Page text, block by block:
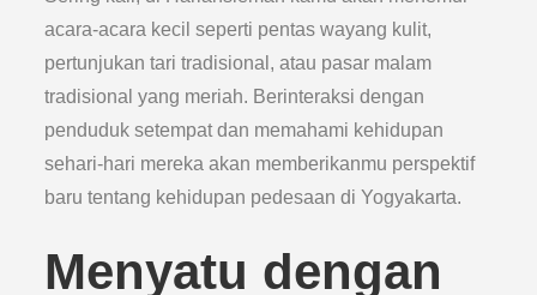
acara-acara kecil seperti pentas wayang kulit,
pertunjukan tari tradisional, atau pasar malam
tradisional yang meriah. Berinteraksi dengan
penduduk setempat dan memahami kehidupan
sehari-hari mereka akan memberikanmu perspektif
baru tentang kehidupan pedesaan di Yogyakarta.
Menyatu dengan